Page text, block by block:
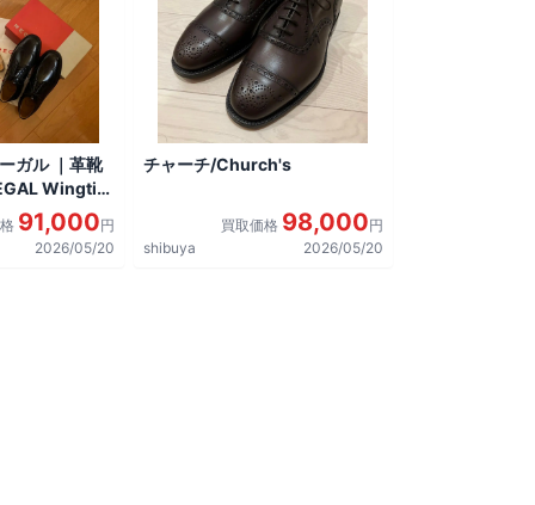
ガル ｜革靴
Wingtip
した。
91,000円
2026/05/20
チャーチ/Church's
買取価格 98,000円
shibuya
2026/05/20